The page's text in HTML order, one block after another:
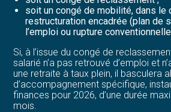
soit un congé de mobilité, dans le
restructuration encadrée (plan de
l’emploi ou rupture
Si, à l’issue du congé de
salarié n’a pas retrouvé d’emploi et
une retraite à taux plein, il basculera
d’accompagnement spécifique,
finances pour 2026, d’une durée
mois.